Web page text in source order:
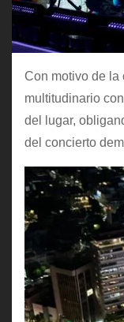
Con motivo de la
multitudinario
del lugar,
del concierto